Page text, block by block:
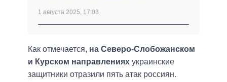
1 августа 2025, 17:08
Как отмечается, на Северо-Слобожанском
и Курском направлениях украинские
защитники отразили пять атак россиян.